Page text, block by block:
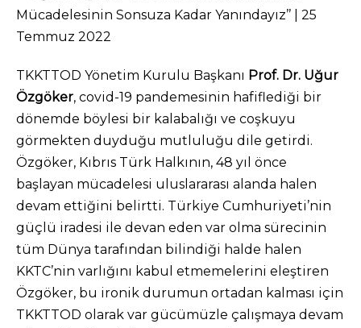
TKKTTOD Yönetim Kurulu Başkanı Prof. Dr. Uğur
Özgöker, covid-19 pandemesinin hafiflediği bir
dönemde böylesi bir kalabalığı ve coşkuyu
görmekten duyduğu mutluluğu dile getirdi.
Özgöker, Kıbrıs Türk Halkının, 48 yıl önce
başlayan mücadelesi uluslararası alanda halen
devam ettiğini belirtti. Türkiye Cumhuriyeti’nin
güçlü iradesi ile devan eden var olma sürecinin
tüm Dünya tarafından bilindiği halde halen
KKTC’nin varlığını kabul etmemelerini eleştiren
Özgöker, bu ironik durumun ortadan kalması için
TKKTTOD olarak var gücümüzle çalışmaya devam